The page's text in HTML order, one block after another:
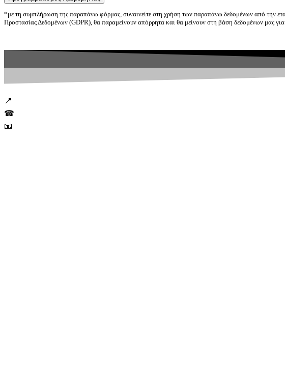
*με τη συμπλήρωση της παραπάνω φόρμας, συναινείτε στη χρήση των παραπάνω δεδομένων από την
Προστασίας Δεδομένων (GDPR), θα παραμείνουν απόρρητα και θα μείνουν στη βάση δεδομένων μας
📍
☎
📧